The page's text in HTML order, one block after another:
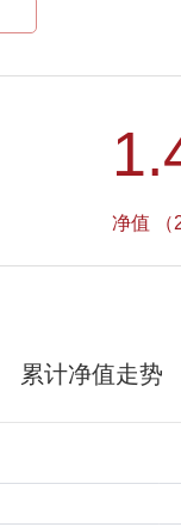
净值 （
累计净值走势